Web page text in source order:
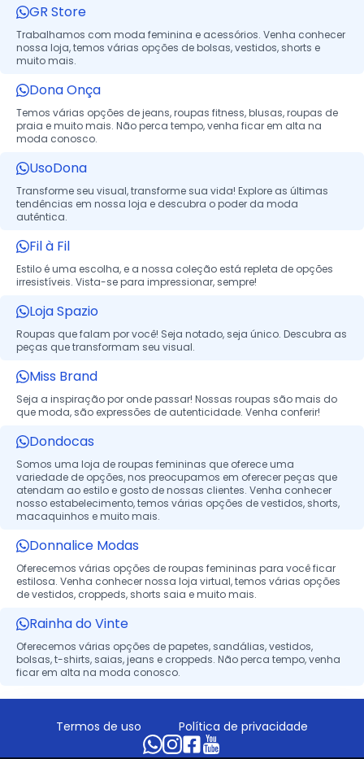
GR Store
Trabalhamos com moda feminina e acessórios. Venha conhecer
nossa loja, temos várias opções de bolsas, vestidos, shorts e
muito mais.
Dona Onça
Temos várias opções de jeans, roupas fitness, blusas, roupas de
praia e muito mais. Não perca tempo, venha ficar em alta na
moda conosco.
UsoDona
Transforme seu visual, transforme sua vida! Explore as últimas
tendências em nossa loja e descubra o poder da moda
autêntica.
Fil à Fil
Estilo é uma escolha, e a nossa coleção está repleta de opções
irresistíveis. Vista-se para impressionar, sempre!
Loja Spazio
Roupas que falam por você! Seja notado, seja único. Descubra as
peças que transformam seu visual.
Miss Brand
Seja a inspiração por onde passar! Nossas roupas são mais do
que moda, são expressões de autenticidade. Venha conferir!
Dondocas
Somos uma loja de roupas femininas que oferece uma
variedade de opções, nos preocupamos em oferecer peças que
atendam ao estilo e gosto de nossas clientes. Venha conhecer
nosso estabelecimento, temos várias opções de vestidos, shorts,
macaquinhos e muito mais.
Donnalice Modas
Oferecemos várias opções de roupas femininas para você ficar
estilosa. Venha conhecer nossa loja virtual, temos várias opções
de vestidos, croppeds, shorts saia e muito mais.
Rainha do Vinte
Oferecemos várias opções de papetes, sandálias, vestidos,
bolsas, t-shirts, saias, jeans e croppeds. Não perca tempo, venha
ficar em alta na moda conosco.
Termos de uso Política de privacidade